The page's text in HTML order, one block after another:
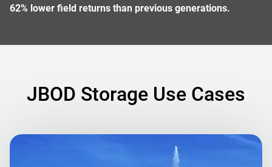
62% lower field returns than previous generations.
JBOD Storage Use Cases